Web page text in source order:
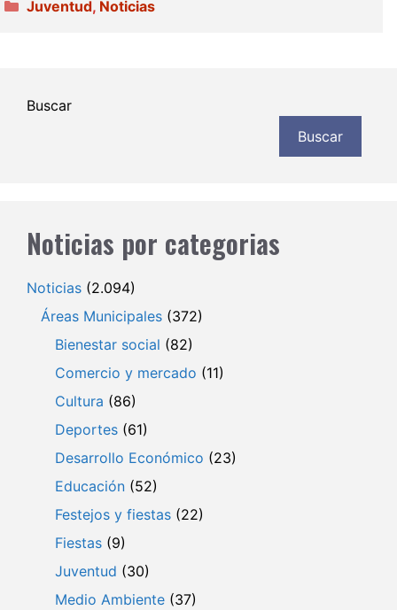
Categorías
Juventud, Noticias
Buscar
Buscar
Noticias por categorias
Noticias (2.094)
Áreas Municipales (372)
Bienestar social (82)
Comercio y mercado (11)
Cultura (86)
Deportes (61)
Desarrollo Económico (23)
Educación (52)
Festejos y fiestas (22)
Fiestas (9)
Juventud (30)
Medio Ambiente (37)